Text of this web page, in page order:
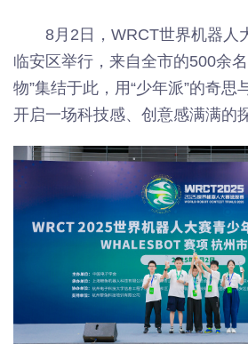
8月2日，WRCT世界机器人
临安区举行，来自全市的500余
物”集结于此，用“少年派”的奇思
开启一场科技感、创意感满满的